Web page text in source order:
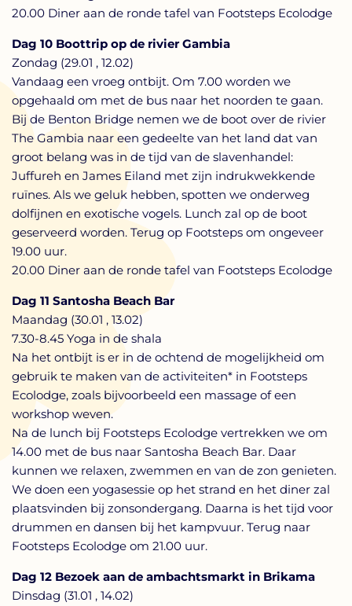
20.00 Diner aan de ronde tafel van Footsteps Ecolodge
Dag 10 Boottrip op de rivier Gambia
Zondag (29.01 , 12.02)
Vandaag een vroeg ontbijt. Om 7.00 worden we
opgehaald om met de bus naar het noorden te gaan.
Bij de Benton Bridge nemen we de boot over de rivier
The Gambia naar een gedeelte van het land dat van
groot belang was in de tijd van de slavenhandel:
Juffureh en James Eiland met zijn indrukwekkende
ruïnes. Als we geluk hebben, spotten we onderweg
dolfijnen en exotische vogels. Lunch zal op de boot
geserveerd worden. Terug op Footsteps om ongeveer
19.00 uur.
20.00 Diner aan de ronde tafel van Footsteps Ecolodge
Dag 11 Santosha Beach Bar
Maandag (30.01 , 13.02)
7.30-8.45 Yoga in de shala
Na het ontbijt is er in de ochtend de mogelijkheid om
gebruik te maken van de activiteiten* in Footsteps
Ecolodge, zoals bijvoorbeeld een massage of een
workshop weven.
Na de lunch bij Footsteps Ecolodge vertrekken we om
14.00 met de bus naar Santosha Beach Bar. Daar
kunnen we relaxen, zwemmen en van de zon genieten.
We doen een yogasessie op het strand en het diner zal
plaatsvinden bij zonsondergang. Daarna is het tijd voor
drummen en dansen bij het kampvuur. Terug naar
Footsteps Ecolodge om 21.00 uur.
Dag 12 Bezoek aan de ambachtsmarkt in Brikama
Dinsdag (31.01 , 14.02)